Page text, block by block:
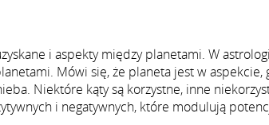
i aspekty między planetami. W
Mówi się, że planeta jest w aspekcie,
Niektóre kąty są korzystne, inne
i negatywnych, które modulują